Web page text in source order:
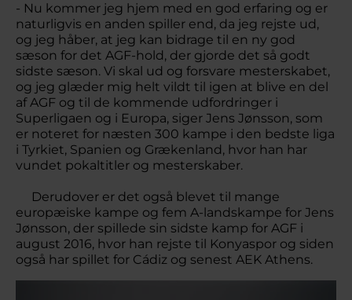
- Nu kommer jeg hjem med en god erfaring og er
naturligvis en anden spiller end, da jeg rejste ud,
og jeg håber, at jeg kan bidrage til en ny god
sæson for det AGF-hold, der gjorde det så godt
sidste sæson. Vi skal ud og forsvare mesterskabet,
og jeg glæder mig helt vildt til igen at blive en del
af AGF og til de kommende udfordringer i
Superligaen og i Europa, siger Jens Jønsson, som
er noteret for næsten 300 kampe i den bedste liga
i Tyrkiet, Spanien og Grækenland, hvor han har
vundet pokaltitler og mesterskaber.
Derudover er det også blevet til mange
europæiske kampe og fem A-landskampe for Jens
Jønsson, der spillede sin sidste kamp for AGF i
august 2016, hvor han rejste til Konyaspor og siden
også har spillet for Cádiz og senest AEK Athens.